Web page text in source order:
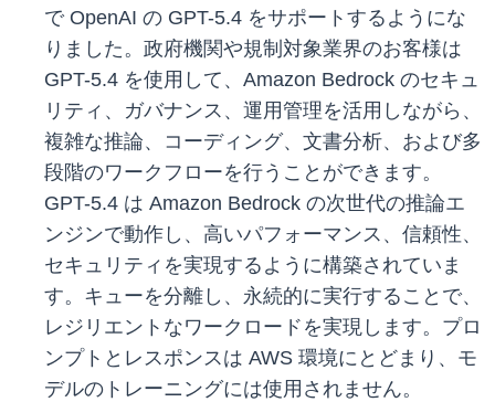
で OpenAI の GPT-5.4 をサポートするようにな
りました。政府機関や規制対象業界のお客様は
GPT-5.4 を使用して、Amazon Bedrock のセキュ
リティ、ガバナンス、運用管理を活用しながら、
複雑な推論、コーディング、文書分析、および多
段階のワークフローを行うことができます。
GPT-5.4 は Amazon Bedrock の次世代の推論エ
ンジンで動作し、高いパフォーマンス、信頼性、
セキュリティを実現するように構築されていま
す。キューを分離し、永続的に実行することで、
レジリエントなワークロードを実現します。プロ
ンプトとレスポンスは AWS 環境にとどまり、モ
デルのトレーニングには使用されません。